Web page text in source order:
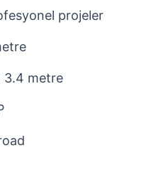
projeler
3.4 metre